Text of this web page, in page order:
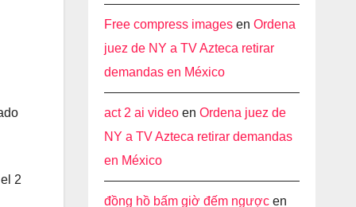
2
Free compress imagesen Ordena
juez de NY a TV Azteca retirar
demandas en México
act 2 ai videoen Ordena juez de
NY a TV Azteca retirar demandas
en México
đồng hồ bấm giờ đếm ngượcen